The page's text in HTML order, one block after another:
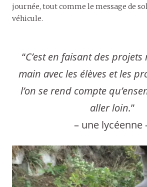
journée, tout comme le message de
véhicule.
“C’est en faisant des
main avec les élèves et les
l’on se rend compte
aller loin.”
– une lycéenne